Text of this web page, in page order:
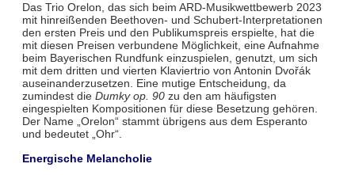
Das Trio Orelon, das sich beim ARD-Musikwettbewerb 2023
mit hinreißenden Beethoven- und Schubert-Interpretationen
den ersten Preis und den Publikumspreis erspielte, hat die
mit diesen Preisen verbundene Möglichkeit, eine Aufnahme
beim Bayerischen Rundfunk einzuspielen, genutzt, um sich
mit dem dritten und vierten Klaviertrio von Antonin Dvořák
auseinanderzusetzen. Eine mutige Entscheidung, da
zumindest die Dumky op. 90zu den am häufigsten
eingespielten Kompositionen für diese Besetzung gehören.
Der Name „Orelon“ stammt übrigens aus dem Esperanto
und bedeutet „Ohr“.
Energische Melancholie